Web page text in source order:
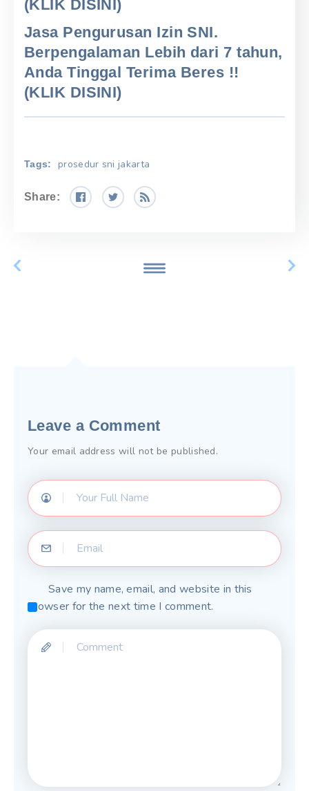
(KLIK DISINI)
Jasa Pengurusan Izin SNI.
Berpengalaman Lebih dari 7 tahun,
Anda Tinggal Terima Beres !!
(KLIK DISINI)
Tags: prosedur sni jakarta
Share:
Leave a Comment
Your email address will not be published.
Save my name, email, and website in this
browser for the next time I comment.